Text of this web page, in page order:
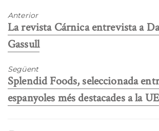
Anterior
Previous
post:
La revista Cárnica entrevista a
Gassull
Següent
Next
post:
Splendid Foods, seleccionada
espanyoles més destacades a la UE